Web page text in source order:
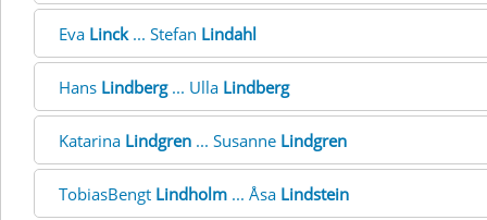
Eva Linck... Stefan Lindahl
Hans Lindberg... Ulla Lindberg
Katarina Lindgren ... Susanne Lindgren
TobiasBengt Lindholm ... Åsa Lindstein